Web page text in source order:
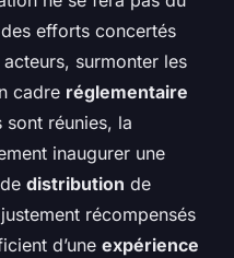
efforts concertés
surmonter les
cadre réglementaire
réunies, la
inaugurer une
distribution de
récompensés
d’une expérience